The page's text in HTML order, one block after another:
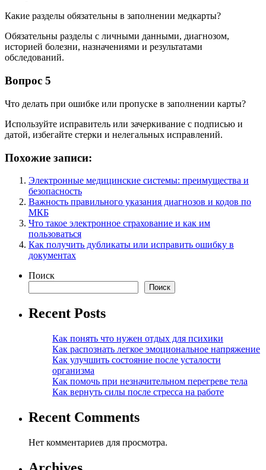
Какие разделы обязательны в заполнении медкарты?
Обязательны разделы с личными данными, диагнозом,
историей болезни, назначениями и результатами
обследований.
Вопрос 5
Что делать при ошибке или пропуске в заполнении карты?
Используйте исправитель или зачеркивание с подписью и
датой, избегайте стерки и нелегальных исправлений.
Похожие записи:
Электронные медицинские системы: преимущества и
безопасность
Важность правильного указания диагнозов и кодов по
МКБ
Что такое электронное страхование и как им
пользоваться
Как получить дубликаты или исправить ошибку в
документах
Поиск
Поиск
Recent Posts
Как понять что нужен отдых для психики
Как распознать легкое эмоциональное напряжение
Как улучшить состояние после усталости
организма
Как помочь при незначительном перегреве тела
Как вернуть силы после стресса на работе
Recent Comments
Нет комментариев для просмотра.